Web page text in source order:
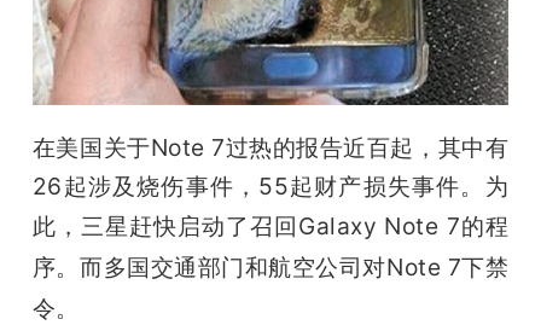
机
在美国关于Note 7过热的报告近百起，其中有
26起涉及烧伤事件，55起财产损失事件。为
此， 三星赶快启动了召回Galaxy Note 7的程
序。而多国交通部门和航空公司对Note 7下禁
令。